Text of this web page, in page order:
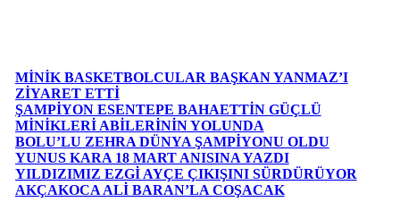
MİNİK BASKETBOLCULAR BAŞKAN YANMAZ’I
ZİYARET ETTİ
ŞAMPİYON ESENTEPE BAHAETTİN GÜÇLÜ
MİNİKLERİ ABİLERİNİN YOLUNDA
BOLU’LU ZEHRA DÜNYA ŞAMPİYONU OLDU
YUNUS KARA 18 MART ANISINA YAZDI
YILDIZIMIZ EZGİ AYÇE ÇIKIŞINI SÜRDÜRÜYOR
AKÇAKOCA ALİ BARAN’LA COŞACAK